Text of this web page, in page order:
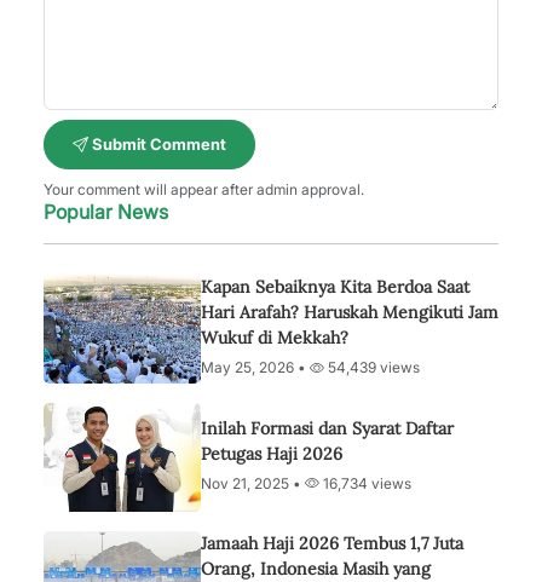
Submit Comment
Your comment will appear after admin approval.
Popular News
Kapan Sebaiknya Kita Berdoa Saat
Hari Arafah? Haruskah Mengikuti Jam
Wukuf di Mekkah?
May 25, 2026 • 54,439 views
Inilah Formasi dan Syarat Daftar
Petugas Haji 2026
Nov 21, 2025 • 16,734 views
Jamaah Haji 2026 Tembus 1,7 Juta
Orang, Indonesia Masih yang